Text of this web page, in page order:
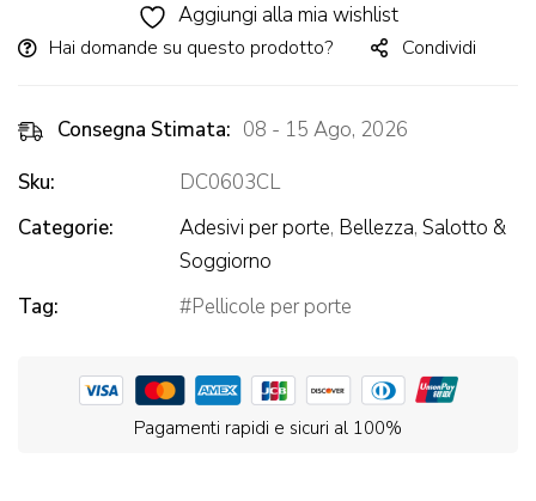
Aggiungi alla mia wishlist
Hai domande su questo prodotto? Condividi
Consegna Stimata: 08 - 15 Ago, 2026
Sku:
DC0603CL
Categorie:
Adesivi per porte, Bellezza, Salotto &
Soggiorno
Tag:
Pellicole per porte
Pagamenti rapidi e sicuri al 100%